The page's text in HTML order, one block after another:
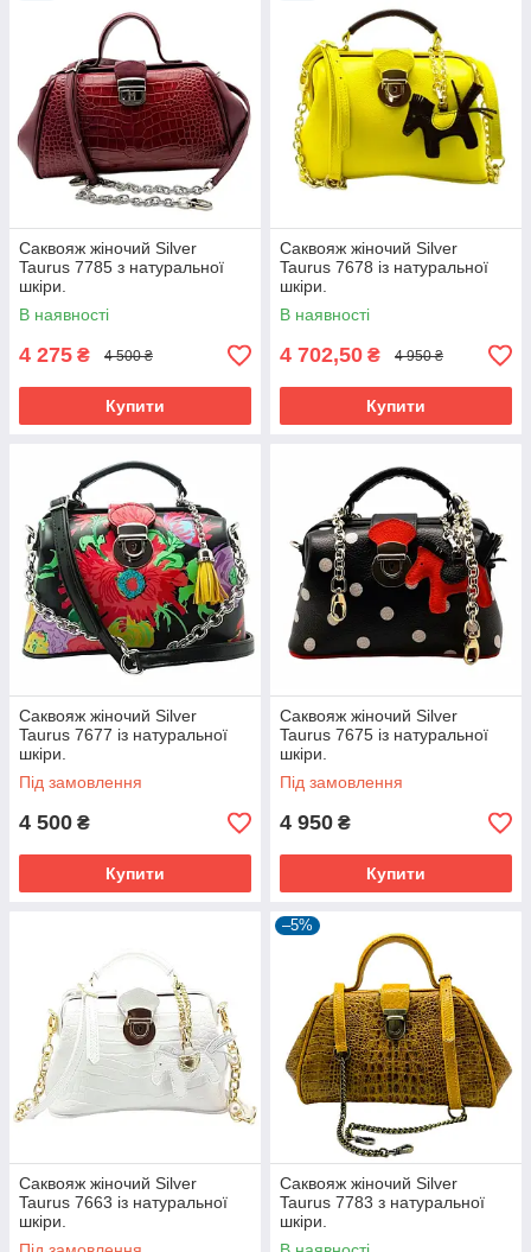
Саквояж жіночий Silver
Taurus 7785 з натуральної
шкіри.
В наявності
4 275 ₴ 4 500 ₴
Купити
Саквояж жіночий Silver
Taurus 7678 із натуральної
шкіри.
В наявності
4 702,50 ₴ 4 950 ₴
Купити
Саквояж жіночий Silver
Taurus 7677 із натуральної
шкіри.
Під замовлення
4 500 ₴
Купити
Саквояж жіночий Silver
Taurus 7675 із натуральної
шкіри.
Під замовлення
4 950 ₴
Купити
Саквояж жіночий Silver
Taurus 7663 із натуральної
шкіри.
–5%
Саквояж жіночий Silver
Taurus 7783 з натуральної
шкіри.